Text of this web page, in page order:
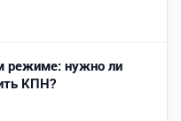
режиме: нужно ли
КПН?